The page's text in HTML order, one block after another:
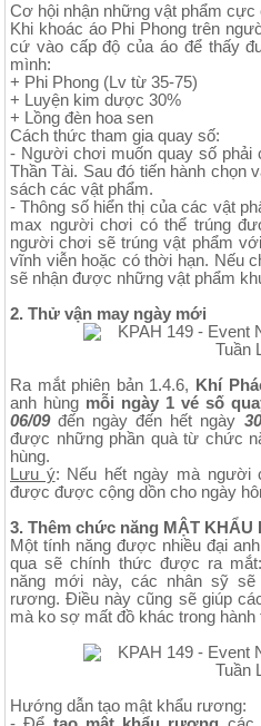
Cơ hội nhận những vật phẩm cực
Khi khoác áo Phi Phong trên
cứ vào cấp độ của áo để thấy
mình:
+ Phi Phong (Lv từ 35-75)
+ Luyện kim dược 30%
+ Lồng đèn hoa sen
Cách thức tham gia quay số:
- Người chơi muốn quay số phải
Thần Tài. Sau đó tiến hành chọn
sách các vật phẩm.
- Thông số hiển thị của các vật
max người chơi có thể trúng
người chơi sẽ trúng vật phẩm
vĩnh viễn hoặc có thời hạn. Nếu
sẽ nhận được những vật phẩm
2. Thử vận may ngày mới
Ra mắt phiên bản 1.4.6, Khí
anh hùng mỗi ngày 1 vé số
06/09đến ngày đến hết ngày
được những phần quà từ chức
hùng.
Lưu ý: Nếu hết ngày mà người
được được cộng dồn cho ngày
3. Thêm chức năng MẬT KHẨU
Một tính năng được nhiều đại
qua sẽ chính thức được ra
năng mới này, các nhân sỹ
rương. Điều này cũng sẽ giúp
mà ko sợ mất đồ khác trong hành
Hướng dẫn tạo mật khẩu rương: